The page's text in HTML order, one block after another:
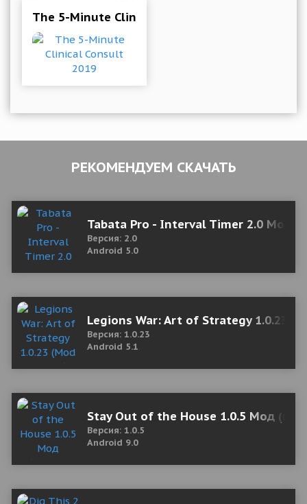
The 5-Minute Clinical Consult 2019
РЕКОМЕНДУЕМ СКАЧАТЬ
Tabata Pro - Interval Timer 2.0 Мод
Версия: 2.0
Android 5.0
Legions War: Art of Strategy 1.0.23
Версия: 1.0.23
Android 5.1
Stay Out of the House 1.0.5 Мод
Версия: 1.0.5
Android 9.0